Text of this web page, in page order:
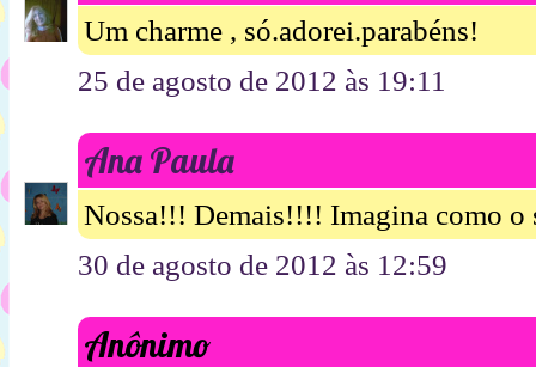
Um charme , só.adorei.parabéns!
25 de agosto de 2012 às 19:11
Ana Paula
Nossa!!! Demais!!!! Imagina como
30 de agosto de 2012 às 12:59
Anônimo